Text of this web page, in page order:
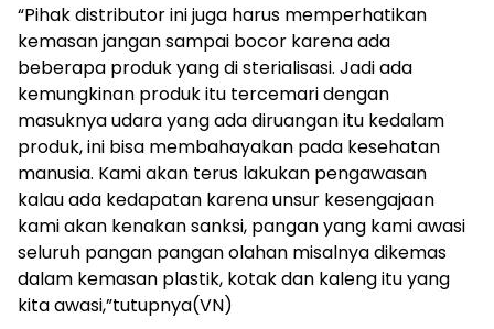
“Pihak distributor ini juga harus memperhatikan
kemasan jangan sampai bocor karena ada
beberapa produk yang di sterialisasi. Jadi ada
kemungkinan produk itu tercemari dengan
masuknya udara yang ada diruangan itu kedalam
produk, ini bisa membahayakan pada kesehatan
manusia. Kami akan terus lakukan pengawasan
kalau ada kedapatan karena unsur kesengajaan
kami akan kenakan sanksi, pangan yang kami awasi
seluruh pangan pangan olahan misalnya dikemas
dalam kemasan plastik, kotak dan kaleng itu yang
kita awasi,”tutupnya(VN)